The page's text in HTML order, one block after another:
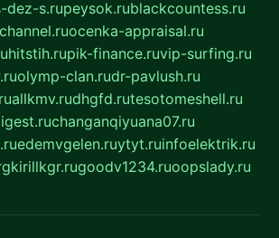
dez-s.rupeysok.rublackcountess.ru
ocenka-appraisal.ru
hitstih.rupik-finance.ruvip-surfing.ru
olymp-clan.rudr-pavlush.ru
allkmv.rudhgfd.rutesotomeshell.ru
changanqiyuana07.ru
edemvgelen.ruytyt.ruinfoelektrik.ru
kirillkgr.rugoodv1234.ruoopslady.ru